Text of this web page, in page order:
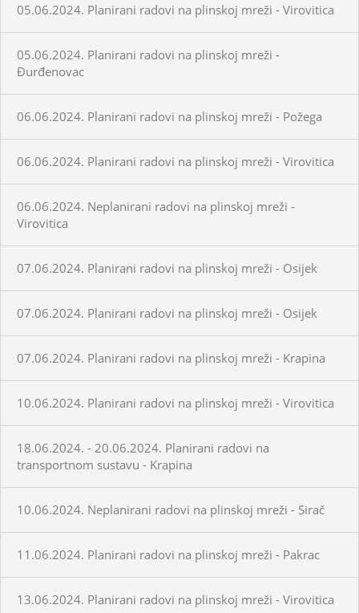
05.06.2024. Planirani radovi na plinskoj mreži - Virovitica
05.06.2024. Planirani radovi na plinskoj mreži -
Đurđenovac
06.06.2024. Planirani radovi na plinskoj mreži - Požega
06.06.2024. Planirani radovi na plinskoj mreži - Virovitica
06.06.2024. Neplanirani radovi na plinskoj mreži -
Virovitica
07.06.2024. Planirani radovi na plinskoj mreži - Osijek
07.06.2024. Planirani radovi na plinskoj mreži - Osijek
07.06.2024. Planirani radovi na plinskoj mreži - Krapina
10.06.2024. Planirani radovi na plinskoj mreži - Virovitica
18.06.2024. - 20.06.2024. Planirani radovi na
transportnom sustavu - Krapina
10.06.2024. Neplanirani radovi na plinskoj mreži - Sirač
11.06.2024. Planirani radovi na plinskoj mreži - Pakrac
13.06.2024. Planirani radovi na plinskoj mreži - Virovitica